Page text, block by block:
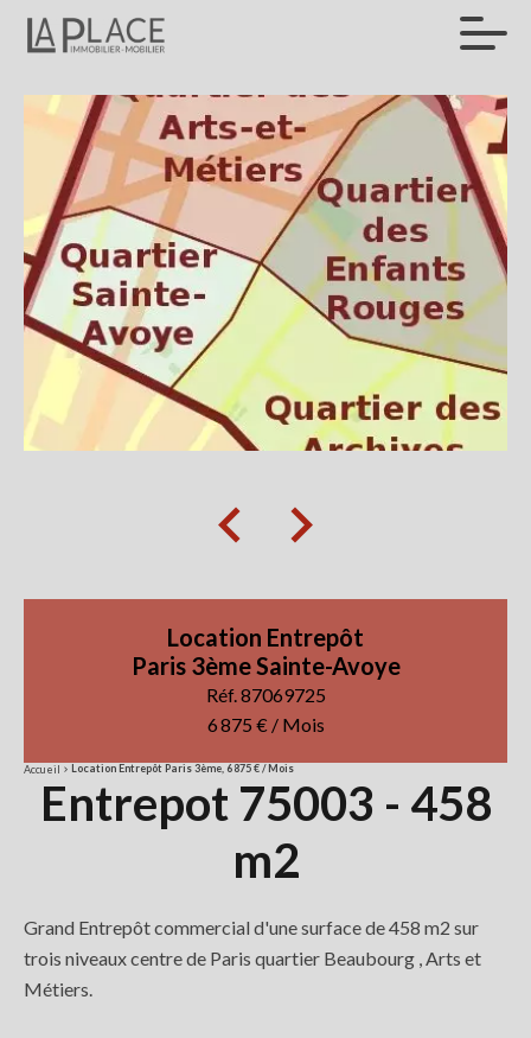
Location Entrepôt
Paris 3ème Sainte-Avoye
Réf. 87069725
6 875 € / Mois
Accueil Location Entrepôt Paris 3ème, 6 875 € / Mois
Entrepot 75003 - 458
m2
Grand Entrepôt commercial d'une surface de 458 m2 sur
trois niveaux centre de Paris quartier Beaubourg , Arts et
Métiers.